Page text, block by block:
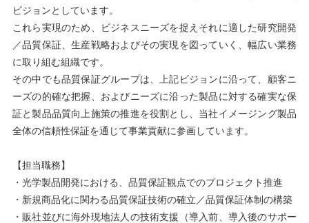
ビジョンとしています。
これら実現のため、ビジネスニーズを捉えそれに適した研究開発
／品質保証、生産戦略およびその実現を図っていく、幅広い業務
に取り組む組織です。
その中でも品質保証グループは、上記ビジョンに沿って、顧客ニ
ーズの的確な把握、およびニーズに沿った製品に対する確実な保
証と製品品質向上施策の推進を役割とし、当社イメージング製品
全体の信頼性保証を通じて事業貢献に参画しています。
【担当職務】
・光学製品開発における、品質保証観点でのプロジェクト推進
・新規商品化に関わる品質保証技術の確立／品質保証体制の構築
・販社並びに海外現地法人の技術支援（導入前、導入後のサポー